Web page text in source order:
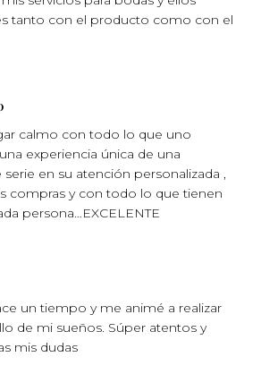
tanto con el producto como con el
calmo con todo lo que uno
experiencia única de una
en su atención personalizada ,
compras y con todo lo que tienen
persona…EXCELENTE
un tiempo y me animé a realizar
de mi sueños. Súper atentos y
mis dudas